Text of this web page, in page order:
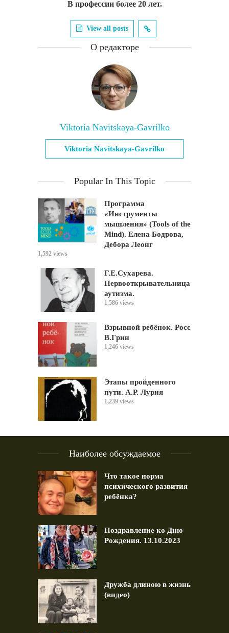
В профессии более 20 лет.
View all posts
О редакторе
Viktoria Navitskaya-Gavrilko
Viktoria Navitskaya-Gavrilko
Popular In This Topic
Программа
«Инструменты
мышления» (Tools of the
Mind). Елена Бодрова,
Дебора Леонг
1,592 views
Г.Е.Сухарева.
Первооткрывательница
аутизма.
1,586 views
Взрывной ребёнок. Росс
В.Грин
1,246 views
Этапы пройденного
пути. А.Р. Лурия
1,239 views
Наиболее обсуждаемое
Что такое норма
психического развития
ребёнка?
Поздравление ко Дню
Рождения. 13.10.2023
Дружба длиною в жизнь
(видео)